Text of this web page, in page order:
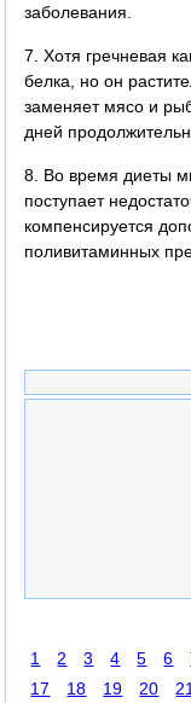
заболевания.
7. Хотя гречневая
белка, но он
заменяет мясо и
дней
8. Во время диеты
поступает
компенсируется
поливитаминных
1 2 3 4 5 6
17
18 19 20 21